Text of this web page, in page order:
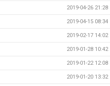
2019-04-26 21:28
2019-04-15 08:34
2019-02-17 14:02
2019-01-28 10:42
2019-01-22 12:08
2019-01-20 13:32